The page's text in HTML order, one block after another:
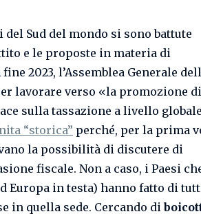
Sud del mondo si sono battute
e le proposte in materia di
fine 2023, l’Assemblea Generale
lavorare verso «la promozione
sulla tassazione a livello
“storica” perché, per la prima
la possibilità di discutere di
fiscale. Non a caso, i Paesi
Europa in testa) hanno fatto di
in quella sede. Cercando di